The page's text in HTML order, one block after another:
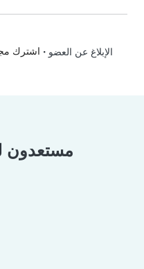
الإبلاغ عن العضو • اشترك
مستعدون